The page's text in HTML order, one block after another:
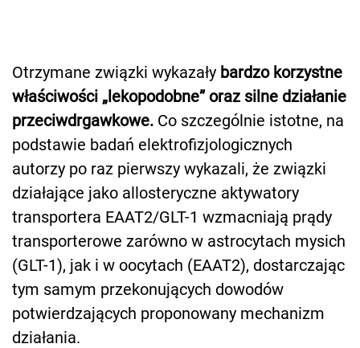
Otrzymane związki wykazały bardzo korzystne
właściwości „lekopodobne” oraz silne działanie
przeciwdrgawkowe. Co szczególnie istotne, na
podstawie badań elektrofizjologicznych
autorzy po raz pierwszy wykazali, że związki
działające jako allosteryczne aktywatory
transportera EAAT2/GLT-1 wzmacniają prądy
transporterowe zarówno w astrocytach mysich
(GLT-1), jak i w oocytach (EAAT2), dostarczając
tym samym przekonujących dowodów
potwierdzających proponowany mechanizm
działania.